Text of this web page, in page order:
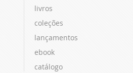
livros
coleções
lançamentos
ebook
catálogo